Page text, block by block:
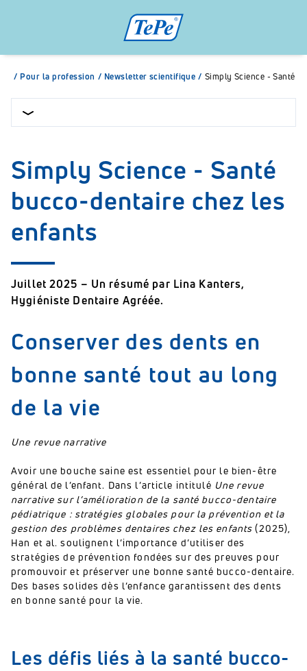
/ Pour la profession / Newsletter scientifique / Simply Science - Santé
Simply Science - Santé
bucco-dentaire chez les
enfants
Juillet 2025 – Un résumé par Lina Kanters,
Hygiéniste Dentaire Agréée.
Conserver des dents en
bonne santé tout au long
de la vie
Une revue narrative
Avoir une bouche saine est essentiel pour le bien-être
général de l’enfant. Dans l’article intitulé Une revue
narrative sur l’amélioration de la santé bucco-dentaire
pédiatrique : stratégies globales pour la prévention et la
gestion des problèmes dentaires chez les enfants (2025),
Han et al. soulignent l’importance d’utiliser des
stratégies de prévention fondées sur des preuves pour
promouvoir et préserver une bonne santé bucco-dentaire.
Des bases solides dès l’enfance garantissent des dents
en bonne santé pour la vie.
Les défis liés à la santé bucco-